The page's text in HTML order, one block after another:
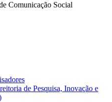
Comunicação Social
de Pesquisa, Inovação e